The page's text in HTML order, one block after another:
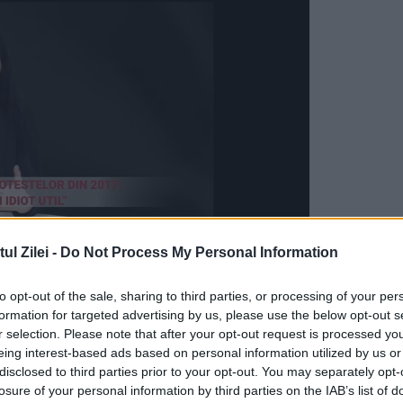
Zilei - Do Not Process My Personal Information
opt-out of the sale, sharing to third parties, or processing of your
for targeted advertising by us, please use the below opt-out
selection. Please note that after your opt-out request is processed
interest-based ads based on personal information utilized by us
to third parties prior to your opt-out. You may separately
of your personal information by third parties on the IAB’s list of
lui Neacșu în locul lui Anastasiu
această formă”, a declarat Sorin